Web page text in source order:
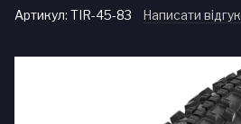
Артикул: TIR-45-83 Написати відгук